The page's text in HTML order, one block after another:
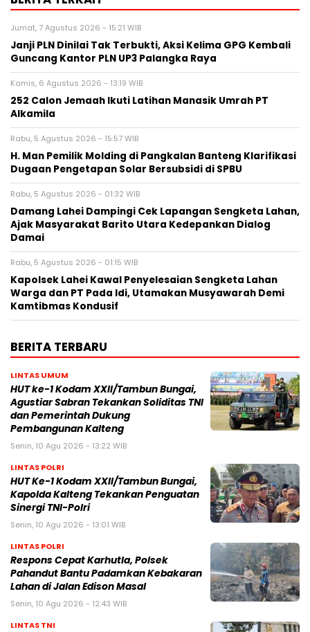
Jumat, 7 Agustus 2026 - 15:21 WIB
Janji PLN Dinilai Tak Terbukti, Aksi Kelima GPG Kembali
Guncang Kantor PLN UP3 Palangka Raya
Kamis, 6 Agustus 2026 - 13:19 WIB
252 Calon Jemaah Ikuti Latihan Manasik Umrah PT
Alkamila
Rabu, 5 Agustus 2026 - 15:57 WIB
H. Man Pemilik Molding di Pangkalan Banteng Klarifikasi
Dugaan Pengetapan Solar Bersubsidi di SPBU
Rabu, 5 Agustus 2026 - 01:32 WIB
Damang Lahei Dampingi Cek Lapangan Sengketa Lahan,
Ajak Masyarakat Barito Utara Kedepankan Dialog
Damai
Rabu, 5 Agustus 2026 - 01:15 WIB
Kapolsek Lahei Kawal Penyelesaian Sengketa Lahan
Warga dan PT Pada Idi, Utamakan Musyawarah Demi
Kamtibmas Kondusif
BERITA TERBARU
LINTAS UMUM
HUT ke-1 Kodam XXII/Tambun Bungai,
Agustiar Sabran Tekankan Soliditas TNI
dan Pemerintah Dukung
Pembangunan Kalteng
Senin, 10 Agu 2026 - 13:22 WIB
LINTAS POLRI
HUT Ke-1 Kodam XXII/Tambun Bungai,
Kapolda Kalteng Tekankan Penguatan
Sinergi TNI-Polri
Senin, 10 Agu 2026 - 13:01 WIB
LINTAS POLRI
Respons Cepat Karhutla, Polsek
Pahandut Bantu Padamkan Kebakaran
Lahan di Jalan Edison Masal
Senin, 10 Agu 2026 - 12:43 WIB
LINTAS TNI